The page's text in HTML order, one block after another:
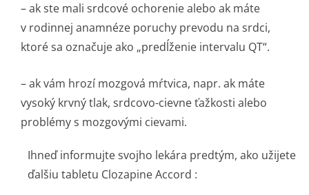
– ak ste mali srdcové ochorenie alebo ak máte
v rodinnej anamnéze poruchy prevodu na srdci,
ktoré sa označuje ako „predĺženie intervalu QT“.
– ak vám hrozí mozgová mŕtvica, napr. ak máte
vysoký krvný tlak, srdcovo-cievne ťažkosti alebo
problémy s mozgovými cievami.
Ihneď informujte svojho lekára predtým, ako užijete
ďalšiu tabletu Clozapine Accord :